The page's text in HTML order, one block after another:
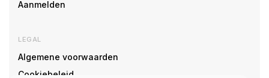
Aanmelden
LEGAL
Algemene voorwaarden
Cookiebeleid